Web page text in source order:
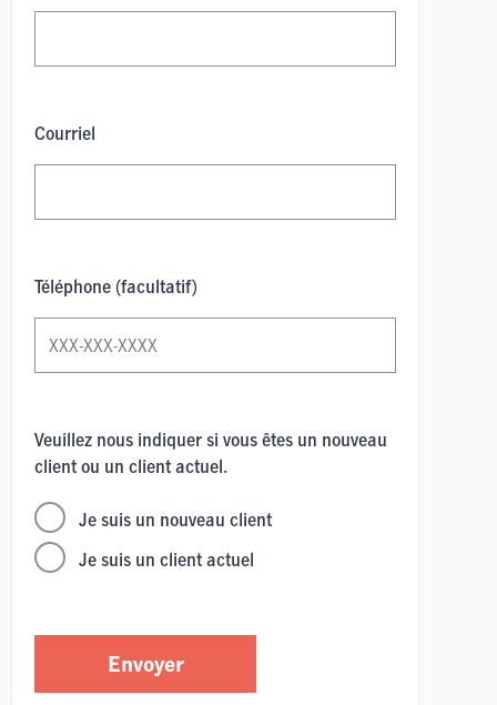
Courriel
Téléphone (facultatif)
Veuillez nous indiquer si vous êtes un nouveau
client ou un client actuel.
Je suis un nouveau client
Je suis un client actuel
Envoyer